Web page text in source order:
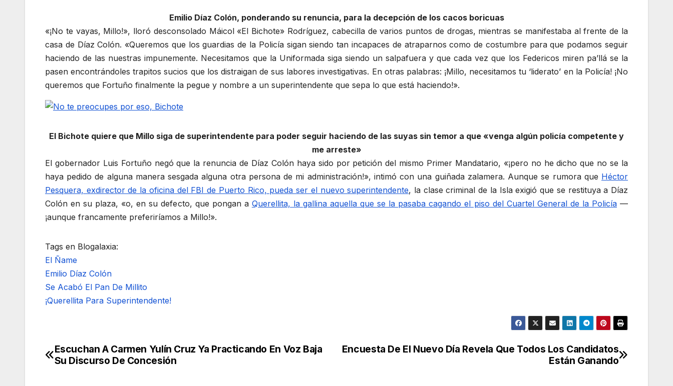
Emilio Díaz Colón, ponderando su renuncia, para la decepción de los cacos boricuas
«¡No te vayas, Millo!», lloró desconsolado Máicol «El Bichote» Rodríguez, cabecilla de varios puntos de drogas, mientras se manifestaba al frente de la
casa de Díaz Colón. «Queremos que los guardias de la Policía sigan siendo tan incapaces de atraparnos como de costumbre para que podamos seguir
haciendo de las nuestras impunemente. Necesitamos que la Uniformada siga siendo un salpafuera y que cada vez que los Federicos miren pa’llá se la
pasen encontrándoles trapitos sucios que los distraigan de sus labores investigativas. En otras palabras: ¡Millo, necesitamos tu ‘liderato’ en la Policía! ¡No
queremos que Fortuño finalmente la pegue y nombre a un superintendente que sepa lo que está haciendo!».
El Bichote quiere que Millo siga de superintendente para poder seguir haciendo de las suyas sin temor a que «venga algún policía competente y
me arreste»
El gobernador Luis Fortuño negó que la renuncia de Díaz Colón haya sido por petición del mismo Primer Mandatario, «¡pero no he dicho que no se la
haya pedido de alguna manera sesgada alguna otra persona de mi administración!», intimó con una guiñada zalamera. Aunque se rumora que Héctor
Pesquera, exdirector de la oficina del FBI de Puerto Rico, pueda ser el nuevo superintendente, la clase criminal de la Isla exigió que se restituya a Díaz
Colón en su plaza, «o, en su defecto, que pongan a Querellita, la gallina aquella que se la pasaba cagando el piso del Cuartel General de la Policía—
¡aunque francamente preferiríamos a Millo!».
Tags en Blogalaxia:
El Ñame
Emilio Díaz Colón
Se Acabó El Pan De Millito
¡Querellita Para Superintendente!
Navegación
Encuesta De El Nuevo Día Revela Que Todos Los Candidatos
Están Ganando
Escuchan A Carmen Yulín Cruz Ya Practicando En Voz Baja
Su Discurso De Concesión